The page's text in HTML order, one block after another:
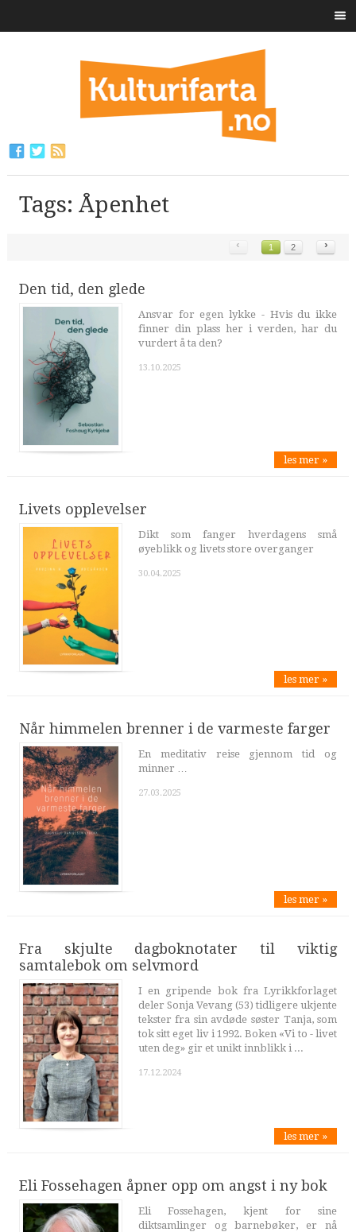
Tags: Åpenhet
‹ 1 2 ›
Den tid, den glede
Ansvar for egen lykke - Hvis du ikke
finner din plass her i verden, har du
vurdert å ta den?
13.10.2025
les mer »
Livets opplevelser
Dikt som fanger hverdagens små
øyeblikk og livets store overganger
30.04.2025
les mer »
Når himmelen brenner i de varmeste farger
En meditativ reise gjennom tid og
minner …
27.03.2025
les mer »
Fra skjulte dagboknotater til viktig
samtalebok om selvmord
I en gripende bok fra Lyrikkforlaget
deler Sonja Vevang (53) tidligere ukjente
tekster fra sin avdøde søster Tanja, som
tok sitt eget liv i 1992. Boken «Vi to - livet
uten deg» gir et unikt innblikk i ...
17.12.2024
les mer »
Eli Fossehagen åpner opp om angst i ny bok
Eli Fossehagen, kjent for sine
diktsamlinger og barnebøker, er nå